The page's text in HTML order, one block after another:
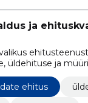
ja
üldehituse ja
ehitus